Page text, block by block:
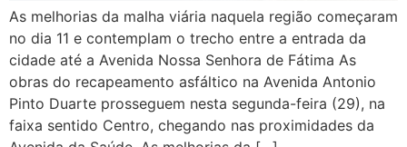
As melhorias da malha viária naquela região começaram
no dia 11 e contemplam o trecho entre a entrada da
cidade até a Avenida Nossa Senhora de Fátima As
obras do recapeamento asfáltico na Avenida Antonio
Pinto Duarte prosseguem nesta segunda-feira (29), na
faixa sentido Centro, chegando nas proximidades da